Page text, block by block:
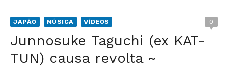
JAPÃO MÚSICA VÍDEOS 0
Junnosuke Taguchi (ex KAT-
TUN) causa revolta ~